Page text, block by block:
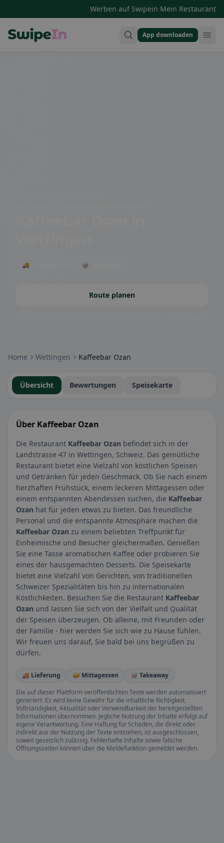
Werben auf Swipein·Mein Restaurant
App downloaden
🚚 Lieferservice 🥡 Takeaway
Route planen
Home Wettingen Kaffeebar Ozan
Übersicht Bewertungen Speisekarte
Über Kaffeebar Ozan
Die Restaurant Kaffeebar Ozan befindet sich in der
Landstrasse 47 in Wettingen, Schweiz. Das gemütliche
Restaurant bietet eine Vielzahl von köstlichen Speisen
und Getränken für jeden Geschmack. Ob Sie nach einem
herzhaften Frühstück, einem leckeren Mittagessen oder
einem entspannten Abendessen suchen, die Kaffeebar
Ozan hat für jeden etwas zu bieten. Das freundliche
Personal und die entspannte Atmosphäre machen die
Kaffeebar Ozan zu einem beliebten Treffpunkt für
Einheimische und Besucher gleichermaßen. Genießen
Sie eine Tasse aromatischen Kaffee oder probieren Sie
eines der hausgemachten Desserts. Die Speisekarte
bietet eine Vielzahl von Gerichten, von traditionellen
Schweizer Spezialitäten bis hin zu internationalen
Köstlichkeiten. Besuchen Sie die Restaurant Kaffeebar
Ozan und lassen Sie sich von der Vielfalt und Qualität
der Speisen überzeugen. Ob alleine, mit Freunden oder
der Familie - hier werden Sie sich wie zu Hause fühlen.
Wir freuen uns darauf, Sie bald bei uns begrüßen zu
dürfen.
🚚 Lieferung 🥪 Mittagessen
🥡 Takeaway
Die auf dieser Plattform veröffentlichten Texte werden automatisiert
generiert. Es wird keine Gewähr für die inhaltliche Richtigkeit,
Vollständigkeit, Aktualität oder Verwendbarkeit der bereitgestellten
Informationen übernommen. Jegliche Nutzung der Inhalte erfolgt auf
eigene Verantwortung. Eine Haftung für Schäden, die direkt oder
indirekt aus der Nutzung der Texte entstehen, ist ausgeschlossen,
soweit gesetzlich zulässig. Fehlerhafte Inhalte sowie falsche
Öffnungszeiten können über die Meldefunktion gemeldet werden.